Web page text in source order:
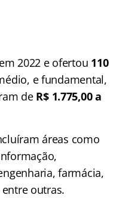
2022 e ofertou 110
e fundamental,
de R$ 1.775,00 a
áreas como
farmácia,
outras.